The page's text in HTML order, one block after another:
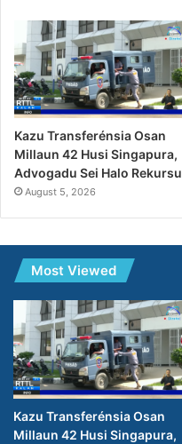
Kazu Transferénsia Osan
Millaun 42 Husi Singapura,
Advogadu Sei Halo Rekursu
August 5, 2026
Most Viewed
Kazu Transferénsia Osan
Millaun 42 Husi Singapura,